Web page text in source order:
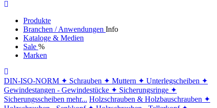
Produkte
Branchen / Anwendungen Info
Kataloge & Medien
Sale %
Marken
DIN-ISO-NORM ✦ Schrauben ✦ Muttern ✦ Unterlegscheiben ✦
Gewindestangen - Gewindestücke ✦ Sicherungsringe ✦
Sicherungsscheiben mehr... Holzschrauben & Holzbauschrauben ✦